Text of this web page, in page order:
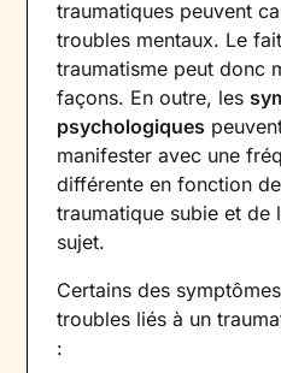
traumatiques peuvent
troubles mentaux. Le
traumatisme peut donc
façons. En outre, les
psychologiques
manifester avec une
différente en fonction
traumatique subie et de
sujet.
Certains des
troubles liés à un
: